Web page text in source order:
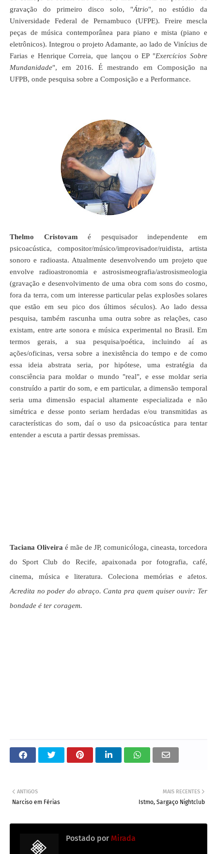
gravação do primeiro disco solo, "Átrio", no estúdio da
Universidade Federal de Pernambuco (UFPE). Freire mescla
peças de música contemporânea para piano e mista (piano e
eletrônicos). Integrou o projeto Adamante, ao lado de Vinícius de
Farias e Henrique Correia, que lançou o EP "Exercícios Sobre
Mundanidade", em 2016. Émestrando em Composição na
UFPB, onde pesquisa sobre a Composição e a Performance.
Thelmo Cristovam é pesquisador independente em
psicoacústica, compositor/músico/improvisador/ruidista, artista
sonoro e radioasta. Atualmente desenvolvendo um projeto que
envolve radioastronomia e astrosismeografia/astrosismeologia
(gravação e desenvolvimento de uma obra com sons do cosmo,
fora da terra, com um interesse particular pelas explosões solares
que estão em seu pico dos últimos séculos). Ao lado dessa
pesquisa, também rascunha uma outra sobre as relações, caso
existam, entre arte sonora e música experimental no Brasil. Em
termos gerais, a sua pesquisa/poética, incluindo aí as
ações/oficinas, versa sobre a inexistência do tempo e de como
essa ideia abstrata seria, por hipótese, uma estratégia da
consciência para moldar o mundo "real", e esse moldar seria
construído a partir do som, e em particular, a dimensão temporal
seria uma dimensão espacial altamente especializada e não
simétrica e desse ponto seriam herdadas e/ou transmitidas as
características do som, daí o uso da psicoacústica para tentar
entender a escuta a partir dessas premissas.
Taciana Oliveira é mãe de JP, comunicóloga, cineasta, torcedora
do Sport Club do Recife, apaixonada por fotografia, café,
cinema, música e literatura. Coleciona memórias e afetos.
Acredita no poder do abraço. Canta pra quem quiser ouvir: Ter
bondade é ter coragem.
MAIS RECENTES
Istmo, Sargaço Nightclub
ANTIGOS
Narciso em Férias
Postado por Mirada